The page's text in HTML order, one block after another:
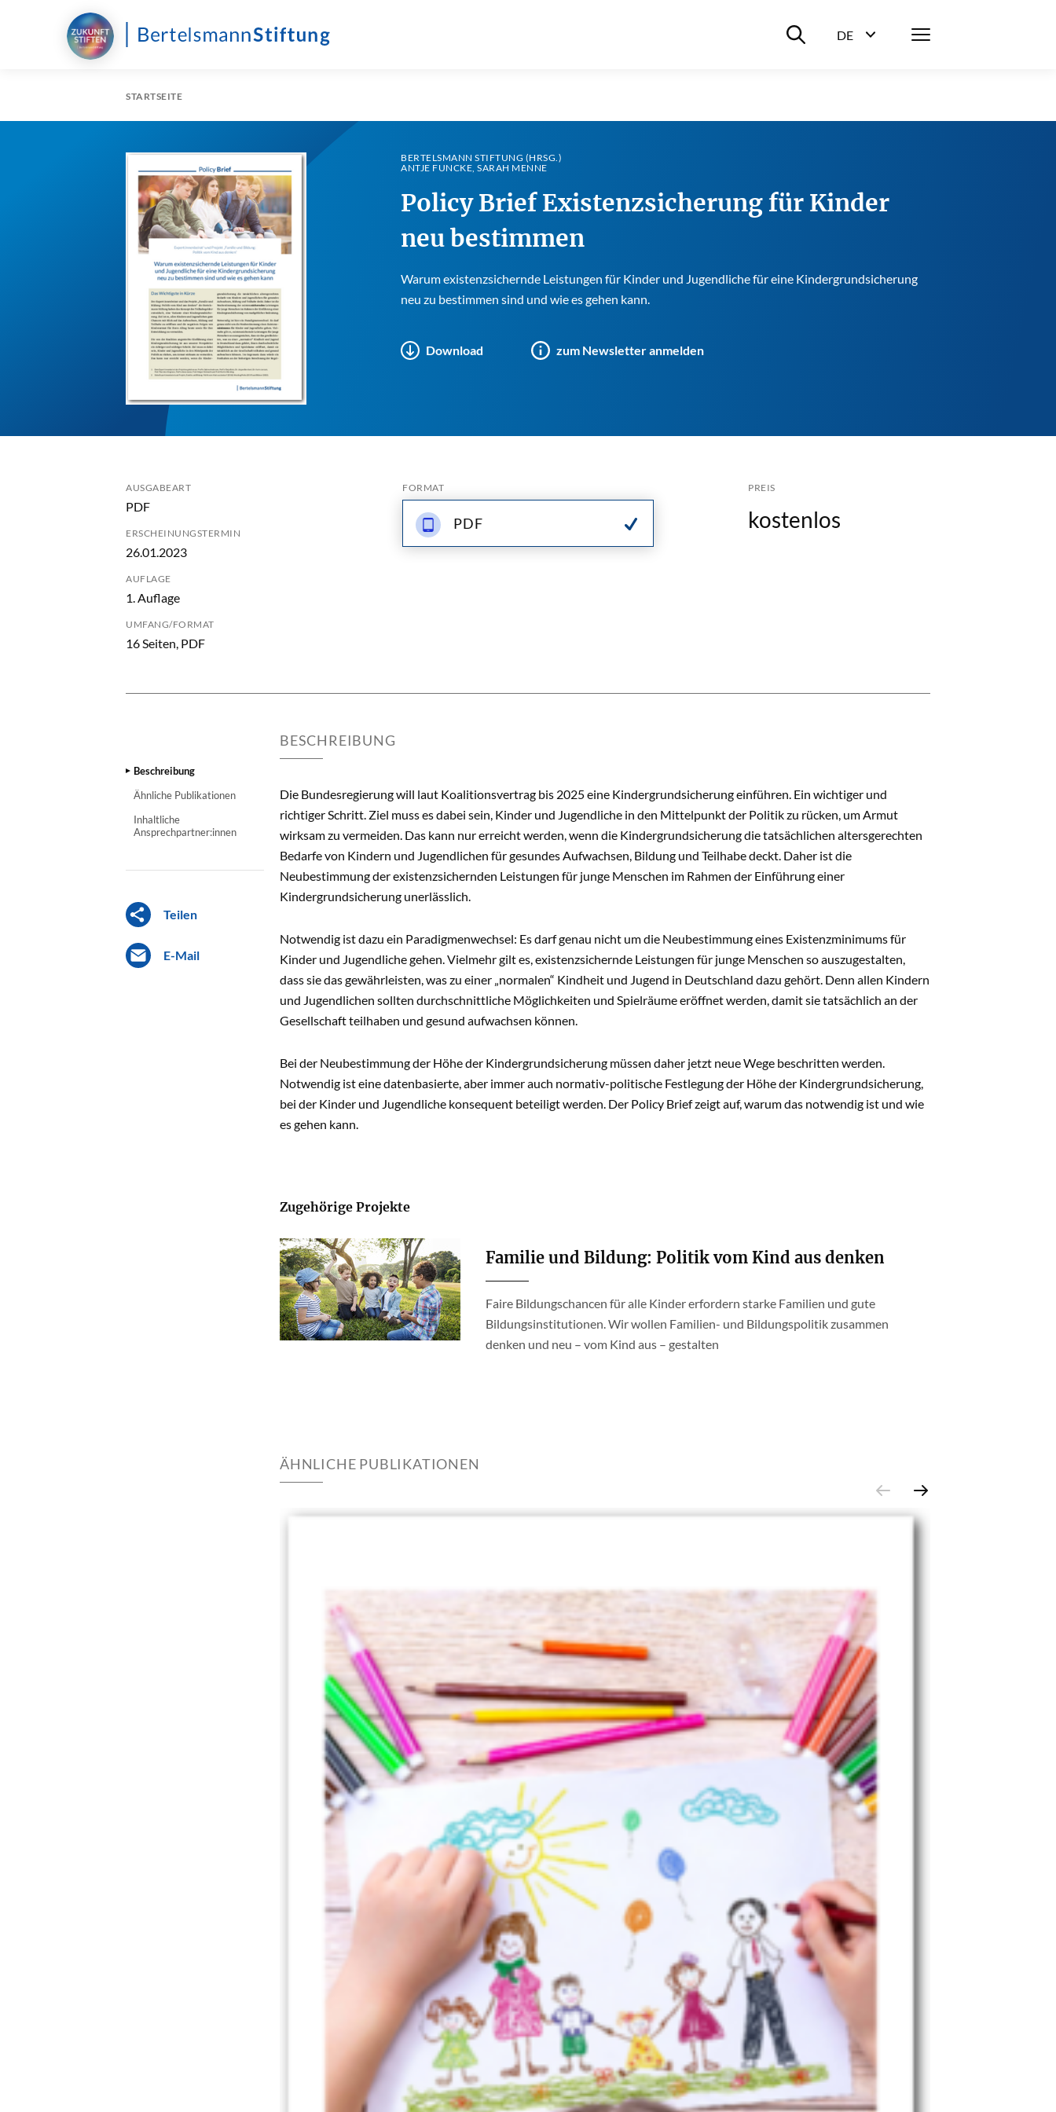
Suche ein-/ausblenden
DE
Menü
STARTSEITE
BERTELSMANN STIFTUNG (HRSG.)
ANTJE FUNCKE, SARAH MENNE
Policy Brief Existenzsicherung für Kinder
neu bestimmen
Warum existenzsichernde Leistungen für Kinder und Jugendliche für eine Kindergrundsicherung
neu zu bestimmen sind und wie es gehen kann.
Download zum Newsletter anmelden
AUSGABEART
PDF
ERSCHEINUNGSTERMIN
26.01.2023
AUFLAGE
1. Auflage
UMFANG/FORMAT
16 Seiten, PDF
FORMAT
PDF
PREIS
kostenlos
Beschreibung
Ähnliche Publikationen
Inhaltliche
Ansprechpartner:innen
Teilen
E-Mail
BESCHREIBUNG
Die Bundesregierung will laut Koalitionsvertrag bis 2025 eine Kindergrundsicherung einführen. Ein wichtiger und
richtiger Schritt. Ziel muss es dabei sein, Kinder und Jugendliche in den Mittelpunkt der Politik zu rücken, um Armut
wirksam zu vermeiden. Das kann nur erreicht werden, wenn die Kindergrundsicherung die tatsächlichen altersgerechten
Bedarfe von Kindern und Jugendlichen für gesundes Aufwachsen, Bildung und Teilhabe deckt. Daher ist die
Neubestimmung der existenzsichernden Leistungen für junge Menschen im Rahmen der Einführung einer
Kindergrundsicherung unerlässlich.
Notwendig ist dazu ein Paradigmenwechsel: Es darf genau nicht um die Neubestimmung eines Existenzminimums für
Kinder und Jugendliche gehen. Vielmehr gilt es, existenzsichernde Leistungen für junge Menschen so auszugestalten,
dass sie das gewährleisten, was zu einer „normalen“ Kindheit und Jugend in Deutschland dazu gehört. Denn allen Kindern
und Jugendlichen sollten durchschnittliche Möglichkeiten und Spielräume eröffnet werden, damit sie tatsächlich an der
Gesellschaft teilhaben und gesund aufwachsen können.
Bei der Neubestimmung der Höhe der Kindergrundsicherung müssen daher jetzt neue Wege beschritten werden.
Notwendig ist eine datenbasierte, aber immer auch normativ-politische Festlegung der Höhe der Kindergrundsicherung,
bei der Kinder und Jugendliche konsequent beteiligt werden. Der Policy Brief zeigt auf, warum das notwendig ist und wie
es gehen kann.
Zugehörige Projekte
Familie und Bildung: Politik vom Kind aus denken
Faire Bildungschancen für alle Kinder erfordern starke Familien und gute
Bildungsinstitutionen. Wir wollen Familien- und Bildungspolitik zusammen
denken und neu – vom Kind aus – gestalten
ÄHNLICHE PUBLIKATIONEN